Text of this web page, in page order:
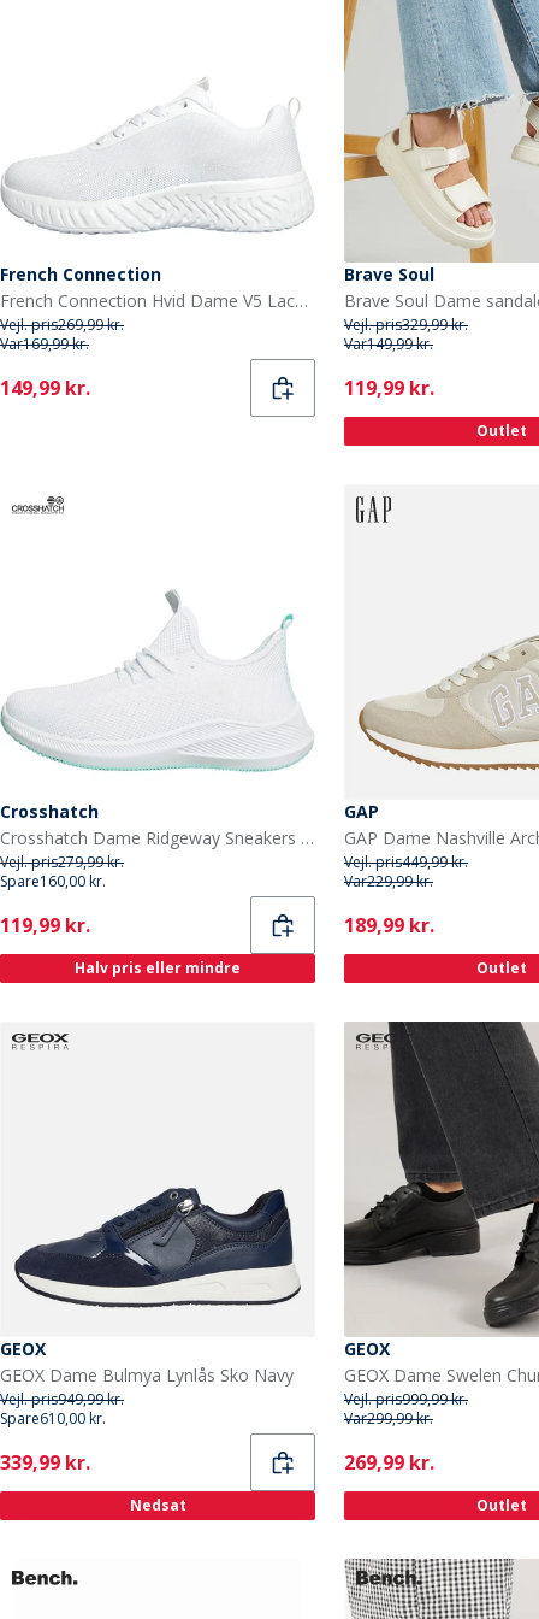
French Connection
French Connection Hvid Dame V5 Lace Sneakers Mono
Vejl. pris269,99 kr.
Var169,99 kr.
Current
149,99 kr.
Brave Soul
Vejl. pris329,99 kr.
Var149,99 kr.
Current
119,99 kr.
Outlet
Crosshatch
Crosshatch Dame Ridgeway Sneakers Hvid
Vejl. pris279,99 kr.
Spare160,00 kr.
Current
119,99 kr.
Halv pris eller mindre
GAP
Vejl. pris449,99 kr.
Var229,99 kr.
Current
189,99 kr.
Outlet
GEOX
GEOX Dame Bulmya Lynlås Sko Navy
Vejl. pris949,99 kr.
Spare610,00 kr.
Current
339,99 kr.
Nedsat
GEOX
Vejl. pris999,99 kr.
Var299,99 kr.
Current
269,99 kr.
Outlet